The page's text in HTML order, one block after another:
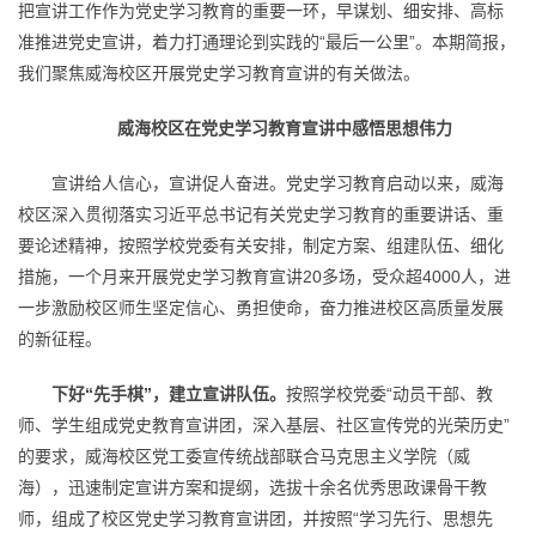
把宣讲工作作为党史学习教育的重要一环，早谋划、细安排、高标
准推进党史宣讲，着力打通理论到实践的“最后一公里”。本期简报，
我们聚焦威海校区开展党史学习教育宣讲的有关做法。
威海校区在党史学习教育宣讲中感悟思想伟力
宣讲给人信心，宣讲促人奋进。党史学习教育启动以来，威海
校区深入贯彻落实习近平总书记有关党史学习教育的重要讲话、重
要论述精神，按照学校党委有关安排，制定方案、组建队伍、细化
措施，一个月来开展党史学习教育宣讲20多场，受众超4000人，进
一步激励校区师生坚定信心、勇担使命，奋力推进校区高质量发展
的新征程。
下好“先手棋”，建立宣讲队伍。 按照学校党委“动员干部、教
师、学生组成党史教育宣讲团，深入基层、社区宣传党的光荣历史”
的要求，威海校区党工委宣传统战部联合马克思主义学院（威
海），迅速制定宣讲方案和提纲，选拔十余名优秀思政课骨干教
师，组成了校区党史学习教育宣讲团，并按照“学习先行、思想先